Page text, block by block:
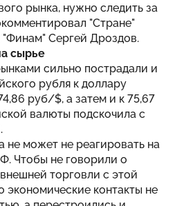
рынка, нужно следить за
"Стране"
Сергей Дроздов.
сырье
сильно пострадали и
рубля к доллару
руб/$, а затем и к 75,67
валюты подскочила с
не может не реагировать на
Чтобы не говорили о
торговли с этой
экономические контакты не